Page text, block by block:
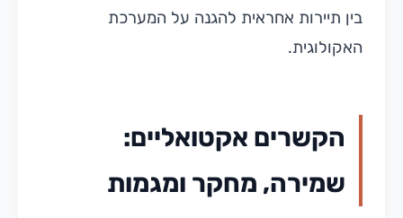
בין תיירות אחראית להגנה על המערכת
האקולוגית.
הקשרים אקטואליים:
שמירה, מחקר ומגמות